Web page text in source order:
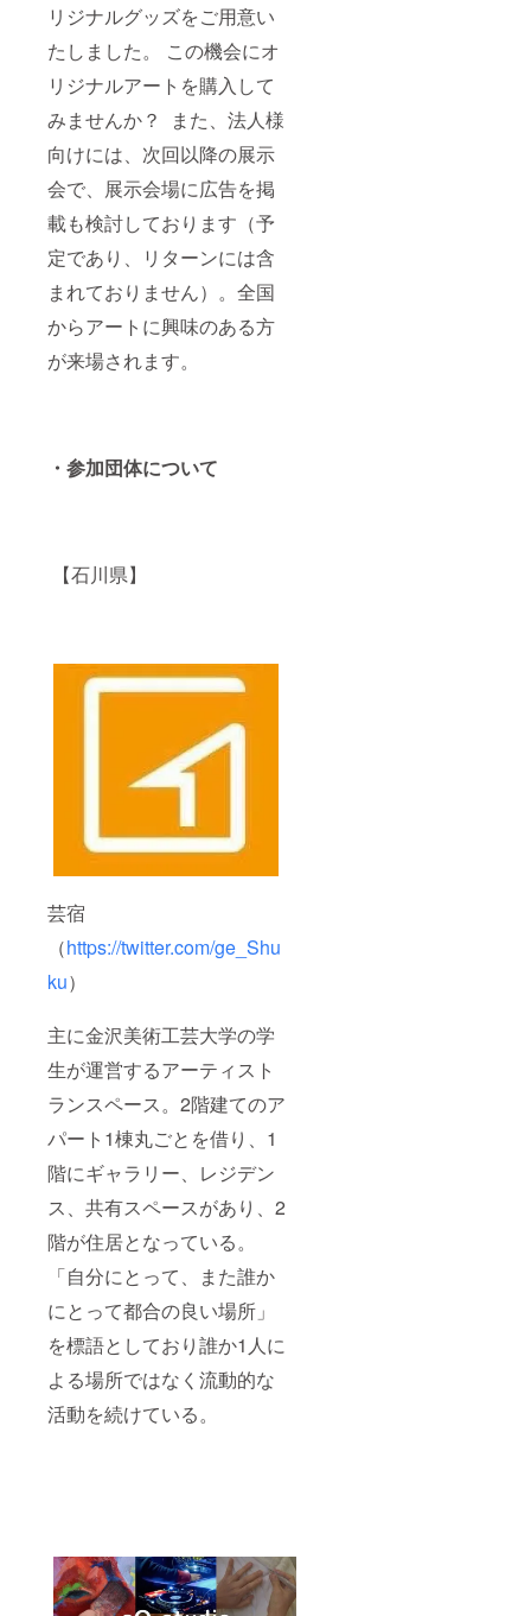
リジナルグッズをご用意い
たしました。 この機会にオ
リジナルアートを購入して
みませんか？ また、法人様
向けには、次回以降の展示
会で、展示会場に広告を掲
載も検討しております（予
定であり、リターンには含
まれておりません）。全国
からアートに興味のある方
が来場されます。
・参加団体について
【石川県】
芸宿
（https://twitter.com/ge_Shu
ku）
主に金沢美術工芸大学の学
生が運営するアーティスト
ランスペース。2階建てのア
パート1棟丸ごとを借り、1
階にギャラリー、レジデン
ス、共有スペースがあり、2
階が住居となっている。
「自分にとって、また誰か
にとって都合の良い場所」
を標語としており誰か1人に
よる場所ではなく流動的な
活動を続けている。